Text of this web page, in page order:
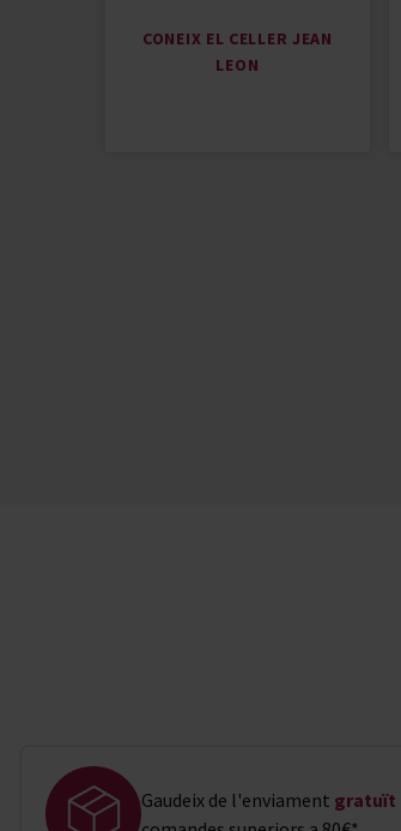
CONEIX EL CELLER JEAN
LEON
Gaudeix de l'enviament gratuït